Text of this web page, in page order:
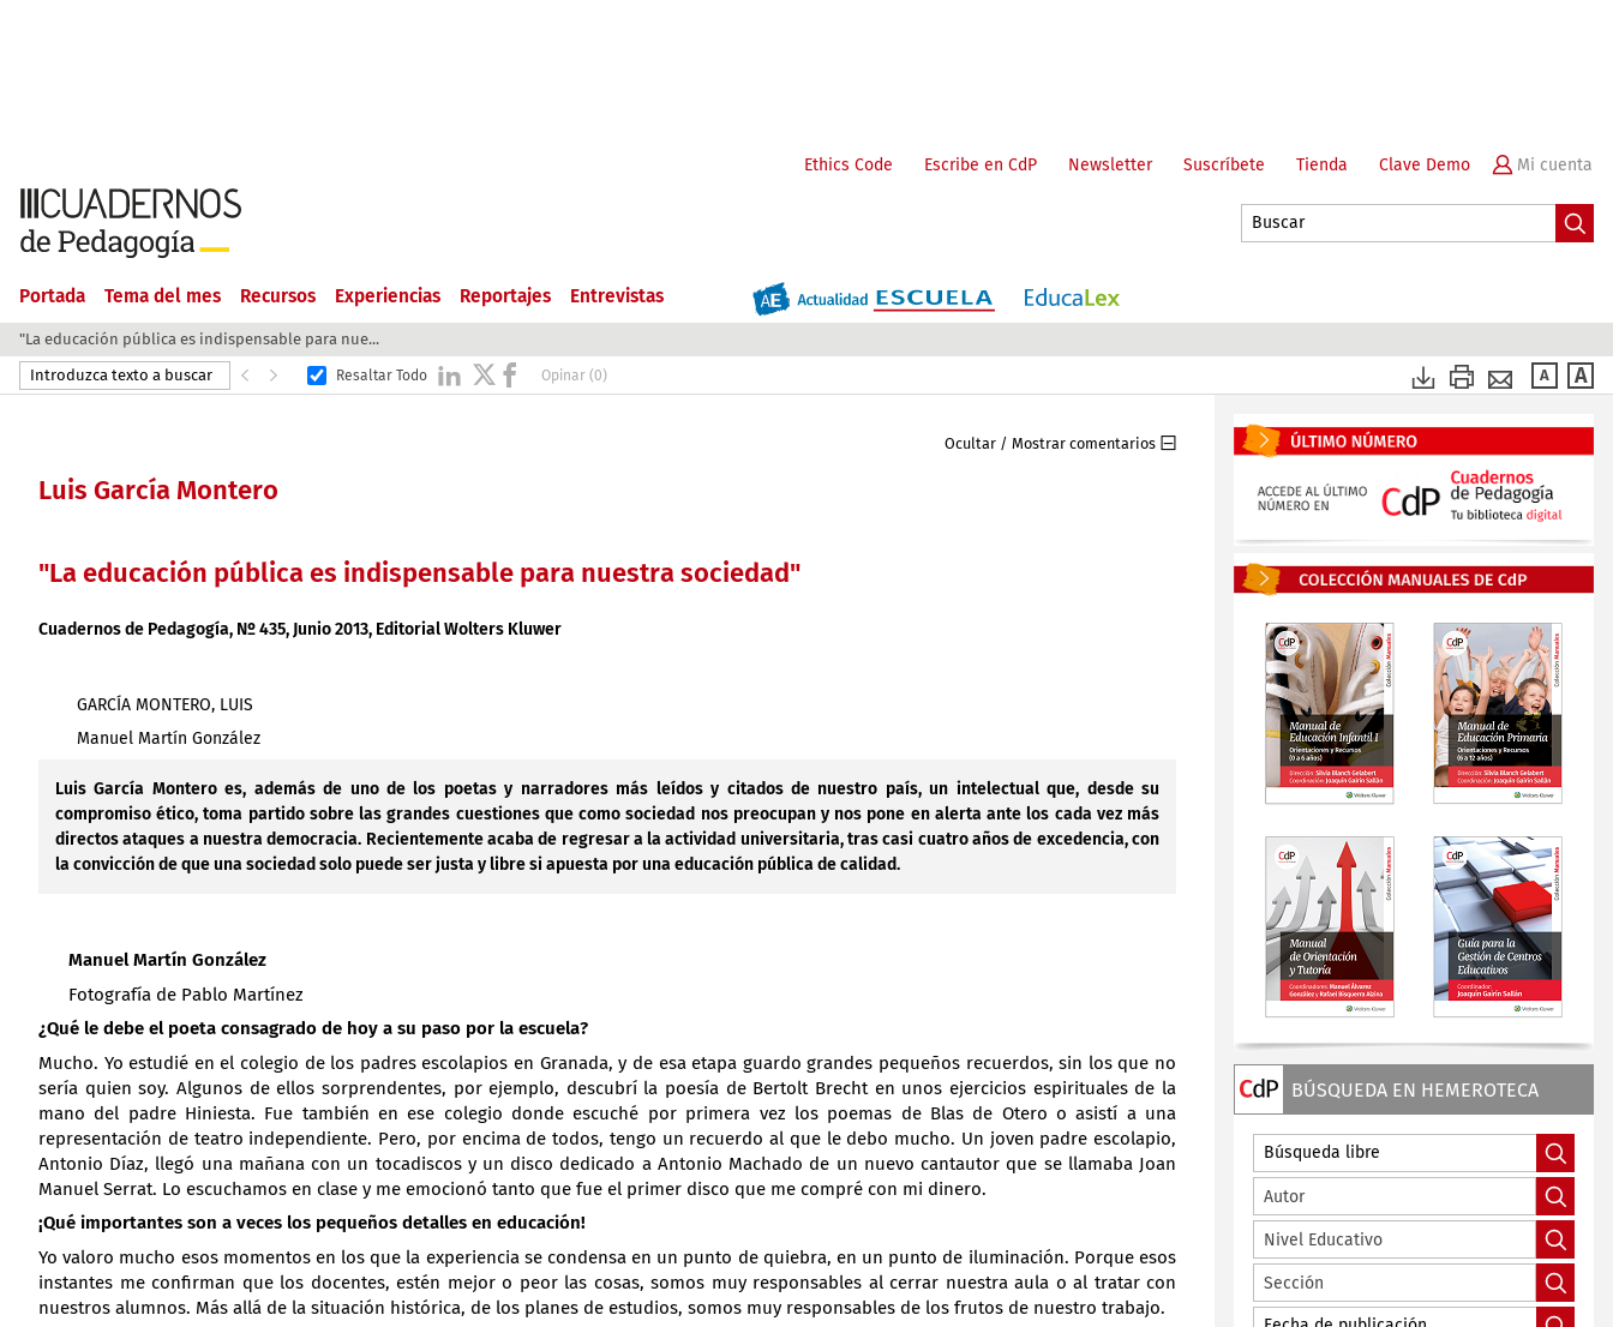
Portada Tema del mes Recursos Experiencias Reportajes Entrevistas
Ethics Code Escribe en CdP Newsletter Suscríbete Tienda Clave Demo
"La educación pública es indispensable para nue...
Resaltar Todo Opinar (0)
Ocultar / Mostrar comentarios
Luis García Montero
"La educación pública es indispensable para nuestra sociedad"
Cuadernos de Pedagogía, Nº 435, Junio 2013, EditorialWolters Kluwer
GARCÍA MONTERO, LUIS
Manuel Martín González
Luis García Montero es, además de uno de los poetas y narradores más leídos y citados de nuestro país, un intelectual que, desde su
compromiso ético, toma partido sobre las grandes cuestiones que como sociedad nos preocupan y nos pone en alerta ante los cada vez más
directos ataques a nuestra democracia. Recientemente acaba de regresar a la actividad universitaria, tras casi cuatro años de excedencia, con
la convicción de que una sociedad solo puede ser justa y libre si apuesta por una educación pública de calidad.
Manuel Martín González
Fotografía de Pablo Martínez
¿Qué le debe el poeta consagrado de hoy a su paso por la escuela?
Mucho. Yo estudié en el colegio de los padres escolapios en Granada, y de esa etapa guardo grandes pequeños recuerdos, sin los que no
sería quien soy. Algunos de ellos sorprendentes, por ejemplo, descubrí la poesía de Bertolt Brecht en unos ejercicios espirituales de la
mano del padre Hiniesta. Fue también en ese colegio donde escuché por primera vez los poemas de Blas de Otero o asistí a una
representación de teatro independiente. Pero, por encima de todos, tengo un recuerdo al que le debo mucho. Un joven padre escolapio,
Antonio Díaz, llegó una mañana con un tocadiscos y un disco dedicado a Antonio Machado de un nuevo cantautor que se llamaba Joan
Manuel Serrat. Lo escuchamos en clase y me emocionó tanto que fue el primer disco que me compré con mi dinero.
¡Qué importantes son a veces los pequeños detalles en educación!
Yo valoro mucho esos momentos en los que la experiencia se condensa en un punto de quiebra, en un punto de iluminación. Porque esos
instantes me confirman que los docentes, estén mejor o peor las cosas, somos muy responsables al cerrar nuestra aula o al tratar con
nuestros alumnos. Más allá de la situación histórica, de los planes de estudios, somos muy responsables de los frutos de nuestro trabajo.
BÚSQUEDA EN HEMEROTECA
Autor
Nivel Educativo
Sección